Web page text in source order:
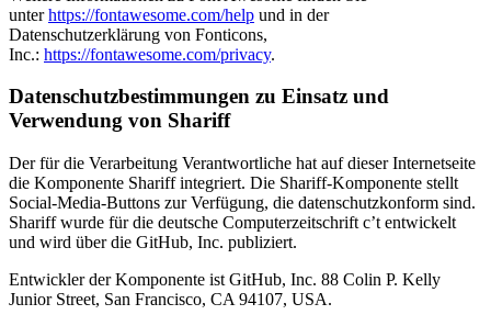
unterhttps://fontawesome.com/help und in der
Datenschutzerklärung von Fonticons,
Inc.: https://fontawesome.com/privacy.
Datenschutzbestimmungen zu Einsatz und
Verwendung von Shariff
Der für die Verarbeitung Verantwortliche hat auf dieser Internetseite
die Komponente Shariff integriert. Die Shariff-Komponente stellt
Social-Media-Buttons zur Verfügung, die datenschutzkonform sind.
Shariff wurde für die deutsche Computerzeitschrift c’t entwickelt
und wird über die GitHub, Inc. publiziert.
Entwickler der Komponente ist GitHub, Inc. 88 Colin P. Kelly
Junior Street, San Francisco, CA 94107, USA.